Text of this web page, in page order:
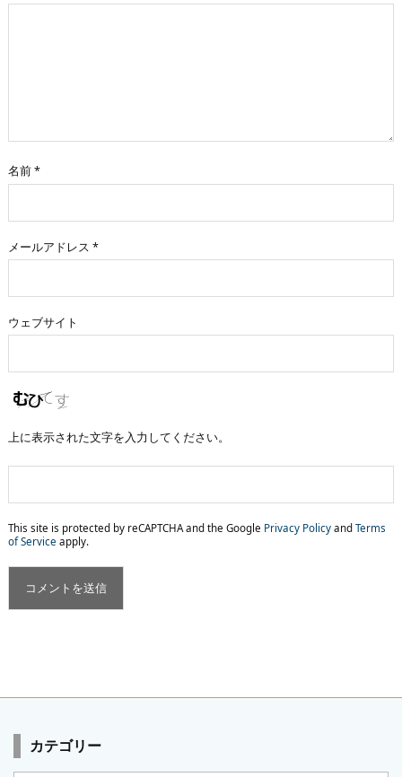
名前*
メールアドレス *
ウェブサイト
上に表示された文字を入力してください。
This site is protected by reCAPTCHA and the Google Privacy Policy and Terms
of Service apply.
カテゴリー